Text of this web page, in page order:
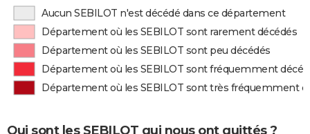
Aucun SEBILOT n'est décédé dans ce département
Département où les SEBILOT sont rarement décédés
Département où les SEBILOT sont peu décédés
Département où les SEBILOT sont fréquemment
Département où les SEBILOT sont très fréquemment
Qui sont les SEBILOT qui nous ont quittés ?